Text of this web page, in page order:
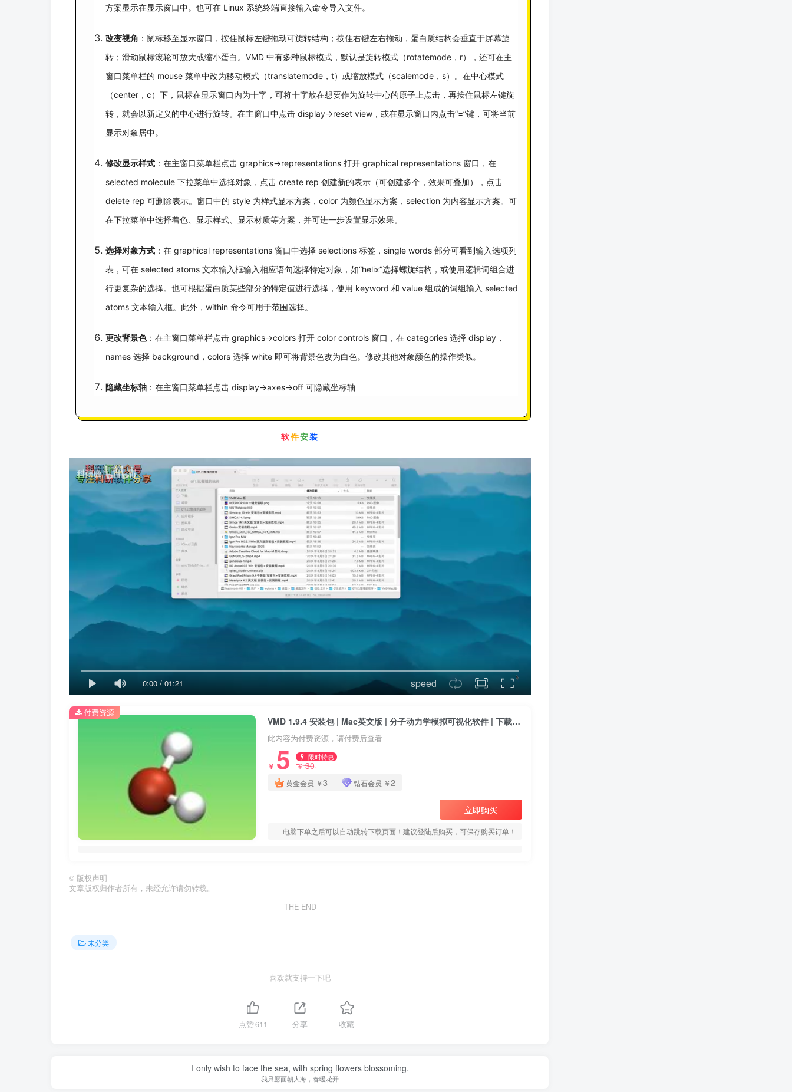
方案显示在显示窗口中。也可在 Linux 系统终端直接输入命令导入文件。
改变视角 ：鼠标移至显示窗口，按住鼠标左键拖动可旋转结构；按住右键左右拖动，蛋白质结构会垂直于屏幕旋
转；滑动鼠标滚轮可放大或缩小蛋白。VMD 中有多种鼠标模式，默认是旋转模式（rotatemode，r），还可在主
窗口菜单栏的 mouse 菜单中改为移动模式（translatemode，t）或缩放模式（scalemode，s）。在中心模式
（center，c）下，鼠标在显示窗口内为十字，可将十字放在想要作为旋转中心的原子上点击，再按住鼠标左键旋
转，就会以新定义的中心进行旋转。在主窗口中点击 display->reset view，或在显示窗口内点击“=”键，可将当前
显示对象居中。
修改显示样式 ：在主窗口菜单栏点击 graphics->representations 打开 graphical representations 窗口，在
selected molecule 下拉菜单中选择对象，点击 create rep 创建新的表示（可创建多个，效果可叠加），点击
delete rep 可删除表示。窗口中的 style 为样式显示方案，color 为颜色显示方案，selection 为内容显示方案。可
在下拉菜单中选择着色、显示样式、显示材质等方案，并可进一步设置显示效果。
选择对象方式 ：在 graphical representations 窗口中选择 selections 标签，single words 部分可看到输入选项列
表，可在 selected atoms 文本输入框输入相应语句选择特定对象，如“helix”选择螺旋结构，或使用逻辑词组合进
行更复杂的选择。也可根据蛋白质某些部分的特定值进行选择，使用 keyword 和 value 组成的词组输入 selected
atoms 文本输入框。此外，within 命令可用于范围选择。
更改背景色：在主窗口菜单栏点击 graphics->colors 打开 color controls 窗口，在 categories 选择 display，
names 选择 background，colors 选择 white 即可将背景色改为白色。修改其他对象颜色的操作类似。
隐藏坐标轴 ：在主窗口菜单栏点击 display->axes->off 可隐藏坐标轴
软件安装
0:00 / 01:21 speed
VMD 1.9.4 安装包 | Mac英文版 | 分子动力学模拟可视化软件 | 下载链接+安装教程
此内容为付费资源，请付费后查看
￥ 5 限时特惠
￥30
黄金会员 ￥3 钻石会员 ￥2
立即购买
电脑下单之后可以自动跳转下载页面！建议登陆后购买，可保存购买订单！
付费资源
© 版权声明
文章版权归作者所有，未经允许请勿转载。
THE END
未分类
喜欢就支持一下吧
点赞611 分享 收藏
I only wish to face the sea, with spring flowers blossoming.
我只愿面朝大海，春暖花开